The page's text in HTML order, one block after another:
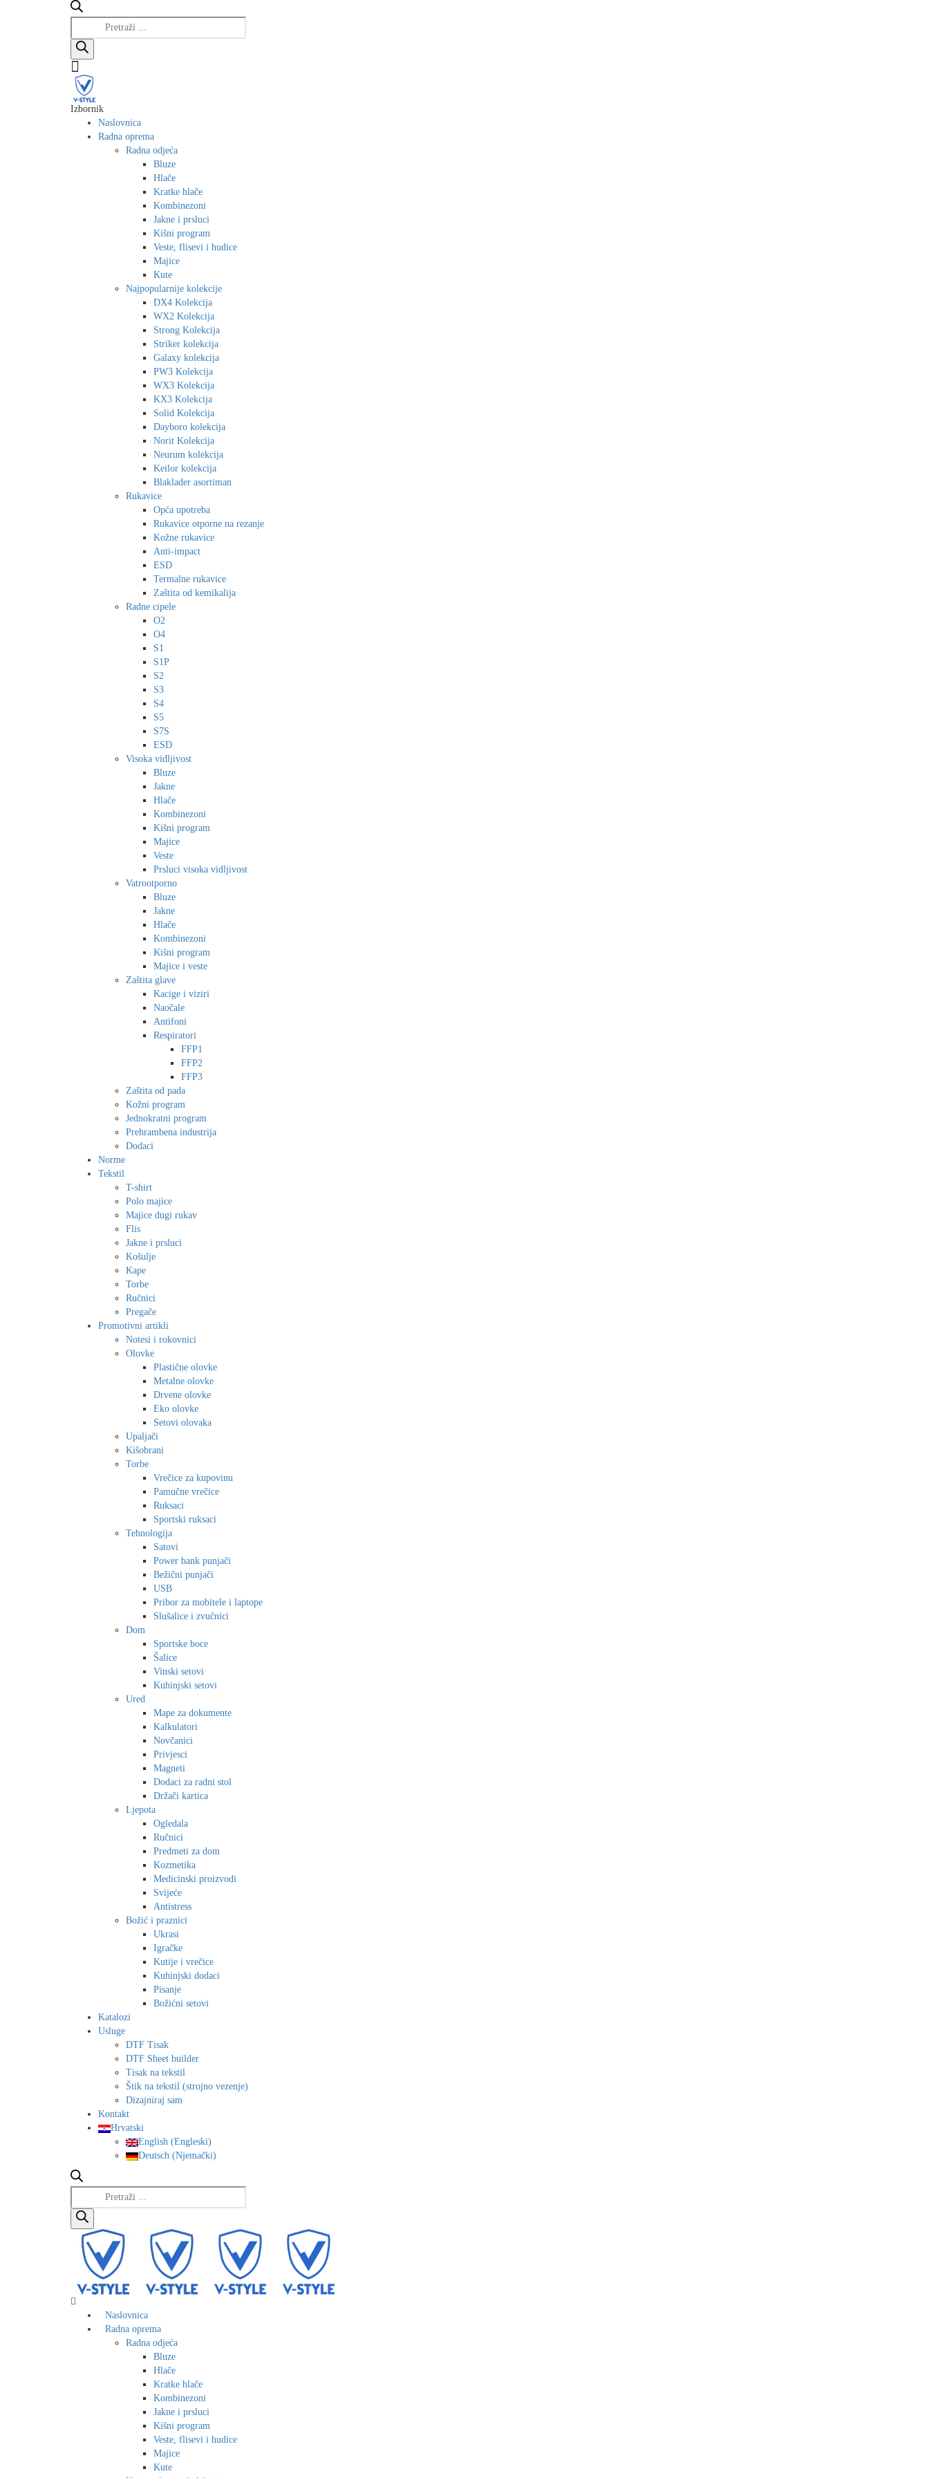
Products
search
Izbornik
Naslovnica
Radna oprema
Radna odjeća
Bluze
Hlače
Kratke hlače
Kombinezoni
Jakne i prsluci
Kišni program
Veste, flisevi i hudice
Majice
Kute
Najpopularnije kolekcije
DX4 Kolekcija
WX2 Kolekcija
Strong Kolekcija
Striker kolekcija
Galaxy kolekcija
PW3 Kolekcija
WX3 Kolekcija
KX3 Kolekcija
Solid Kolekcija
Dayboro kolekcija
Norit Kolekcija
Neurum kolekcija
Keilor kolekcija
Blaklader asortiman
Rukavice
Opća upotreba
Rukavice otporne na rezanje
Kožne rukavice
Anti-impact
ESD
Termalne rukavice
Zaštita od kemikalija
Radne cipele
O2
O4
S1
S1P
S2
S3
S4
S5
S7S
ESD
Visoka vidljivost
Bluze
Jakne
Hlače
Kombinezoni
Kišni program
Majice
Veste
Prsluci visoka vidljivost
Vatrootporno
Bluze
Jakne
Hlače
Kombinezoni
Kišni program
Majice i veste
Zaštita glave
Kacige i viziri
Naočale
Antifoni
Respiratori
FFP1
FFP2
FFP3
Zaštita od pada
Kožni program
Jednokratni program
Prehrambena industrija
Dodaci
Norme
Tekstil
T-shirt
Polo majice
Majice dugi rukav
Flis
Jakne i prsluci
Košulje
Kape
Torbe
Ručnici
Pregače
Promotivni artikli
Notesi i rokovnici
Olovke
Plastične olovke
Metalne olovke
Drvene olovke
Eko olovke
Setovi olovaka
Upaljači
Kišobrani
Torbe
Vrečice za kupovinu
Pamučne vrečice
Ruksaci
Sportski ruksaci
Tehnologija
Satovi
Power bank punjači
Bežični punjači
USB
Pribor za mobitele i laptope
Slušalice i zvučnici
Dom
Sportske boce
Šalice
Vinski setovi
Kuhinjski setovi
Ured
Mape za dokumente
Kalkulatori
Novčanici
Privjesci
Magneti
Dodaci za radni stol
Držači kartica
Ljepota
Ogledala
Ručnici
Predmeti za dom
Kozmetika
Medicinski proizvodi
Svijeće
Antistress
Božić i praznici
Ukrasi
Igračke
Kutije i vrečice
Kuhinjski dodaci
Pisanje
Božićni setovi
Katalozi
Usluge
DTF Tisak
DTF Sheet builder
Tisak na tekstil
Štik na tekstil (strojno vezenje)
Dizajniraj sam
Kontakt
Hrvatski
English (Engleski)
Deutsch (Njemački)
Products
search
Naslovnica
Radna oprema
Radna odjeća
Bluze
Hlače
Kratke hlače
Kombinezoni
Jakne i prsluci
Kišni program
Veste, flisevi i hudice
Majice
Kute